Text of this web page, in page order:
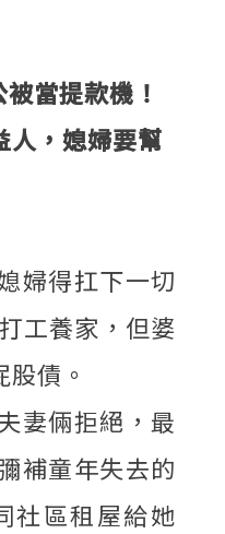
當提款機！
人，媳婦要幫
婦得扛下一切
工養家，但婆
債。
妻倆拒絕，最
補童年失去的
社區租屋給她